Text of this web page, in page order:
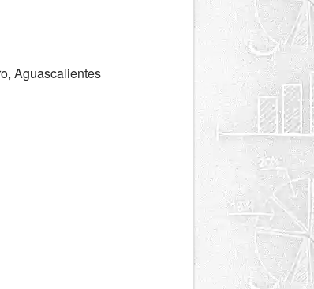
Aguascalientes